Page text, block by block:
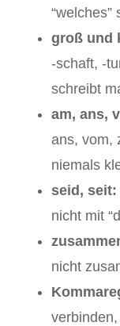
“welches”
groß und
-schaft, -
schreibt
am, ans,
ans, vom,
niemals
seid, seit:
nicht mit
nicht